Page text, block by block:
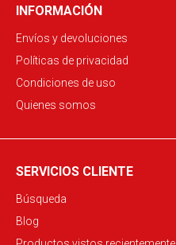
INFORMACIÓN
Envíos y devoluciones
Políticas de privacidad
Condiciones de uso
Quienes somos
SERVICIOS CLIENTE
Búsqueda
Blog